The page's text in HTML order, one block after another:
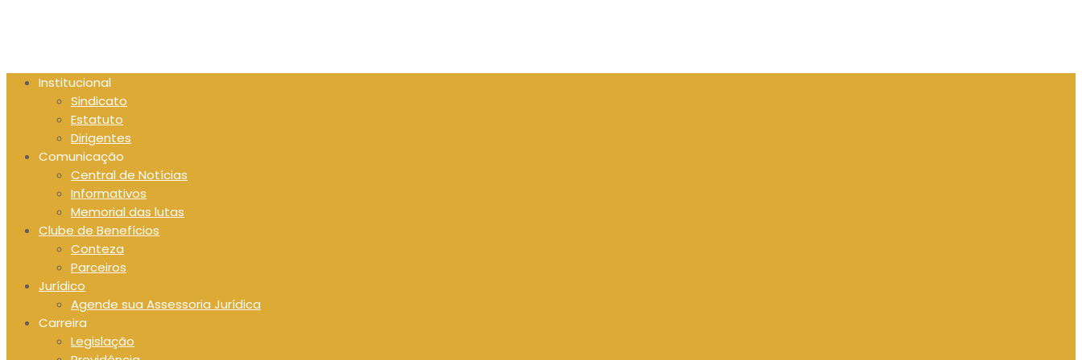
Institucional
Sindicato
Estatuto
Dirigentes
Comunicação
Central de Notícias
Informativos
Memorial das lutas
Clube de Benefícios
Conteza
Parceiros
Jurídico
Agende sua Assessoria Jurídica
Carreira
Legislação